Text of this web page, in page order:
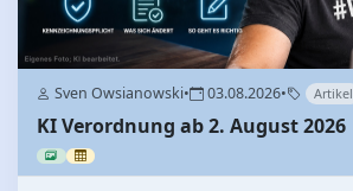
Sven Owsianowski• 03.08.2026• Artikel
KI Verordnung ab 2. August 2026